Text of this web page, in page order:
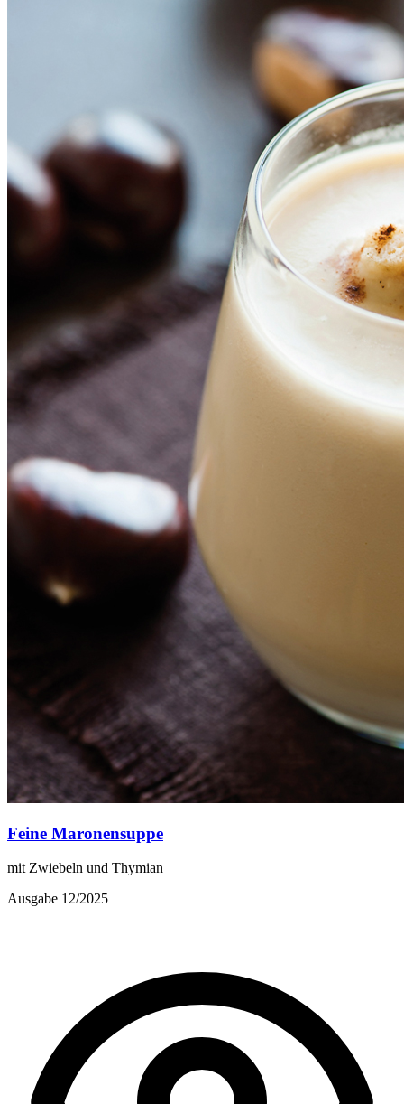
Feine Maronensuppe
mit Zwiebeln und Thymian
Ausgabe 12/2025